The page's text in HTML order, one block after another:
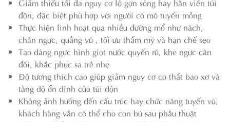
độn, đặc biệt phù hợp với người có mô tuyến mỏng
Thực hiện linh hoạt qua nhiều đường mổ như nách,
chân ngực, quầng vú , tối ưu thẩm mỹ và hạn chế sẹo
Tạo dáng ngực hình giọt nước quyến rũ, khe ngực cân
đối, khắc phục sa trễ nhẹ
Độ tương thích cao giúp giảm nguy cơ co thắt bao xơ và
tăng độ ổn định của túi độn
Không ảnh hưởng đến cấu trúc hay chức năng tuyến vú,
khách hàng vẫn có thể cho con bú sau phẫu thuật